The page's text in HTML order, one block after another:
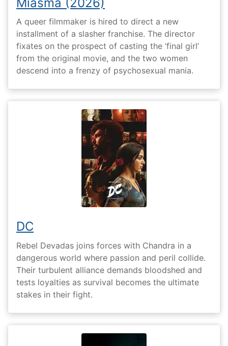
A queer filmmaker is hired to direct a new
installment of a slasher franchise. The director
fixates on the prospect of casting the ‘final girl’
from the original movie, and the two women
descend into a frenzy of psychosexual mania.
DC
Rebel Devadas joins forces with Chandra in a
dangerous world where passion and peril collide.
Their turbulent alliance demands bloodshed and
tests loyalties as survival becomes the ultimate
stakes in their fight.